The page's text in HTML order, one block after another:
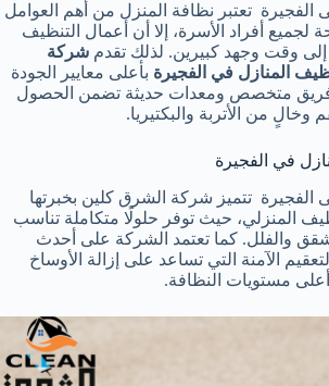
تعتبر نظافة المنزل من أهم العوامل
لجميع أفراد الأسرة، إلا أن أعمال التنظيف
إلى وقت وجهد كبيرين. لذلك تقدم شركة
المنازل في الفجيرة بأعلى معايير الجودة
فريق متخصص ومعدات حديثة تضمن الحصول
من الأتربة والبكتيريا.
في الفجيرة
تتميز شركة الشرق كلين بخبرتها
المنزلي، حيث توفر حلولًا متكاملة تناسب
والفلل. كما تعتمد الشركة على أحدث
الآمنة التي تساعد على إزالة الأوساخ
مستويات النظافة.